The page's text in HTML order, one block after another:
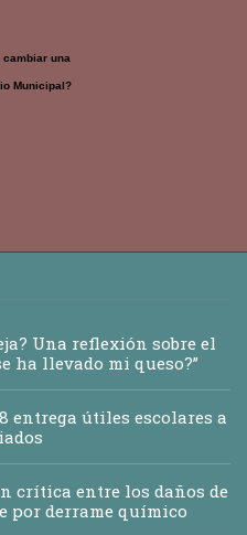
una
Municipal?
Una reflexión sobre el
ha llevado mi queso?”
entrega útiles escolares a
crítica entre los daños de
por derrame químico